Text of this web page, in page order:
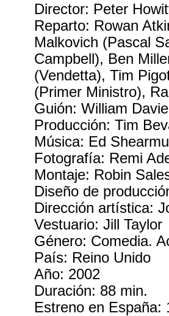
Director: Peter
Reparto: Rowan
Malkovich (Pascal
Campbell), Ben
(Vendetta), Tim
(Primer Ministro),
Guión: William
Producción: Tim
Música: Ed
Fotografía: Remi
Montaje: Robin
Diseño de
Dirección artística:
Vestuario: Jill Taylor
Género: Comedia.
País: Reino Unido
Año: 2002
Duración: 88 min.
Estreno en España: